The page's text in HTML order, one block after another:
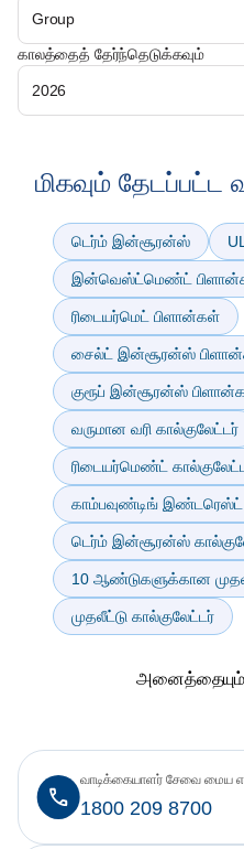
Group
காலத்தைத் தேர்ந்தெடுக்கவும்
2026
மிகவும்
டெர்ம் இன்சூரன்ஸ்
இன்வெஸ்ட்மெண்ட்
ரிடையர்மெட் பிளான்கள்
சைல்ட் இன்சூரன்ஸ்
குரூப் இன்சூரன்ஸ்
வருமான வரி கால்குலேட்டர்
ரிடையர்மெண்ட்
காம்பவுண்டிங் இண்டரெஸ்ட்
டெர்ம் இன்சூரன்ஸ்
10 ஆண்டுகளுக்கான
முதலீட்டு கால்குலேட்டர்
அனைத்தையும்
1800 209 8700
வாடிக்கையாளர் சேவை மைய